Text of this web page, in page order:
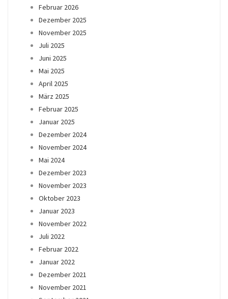
Februar 2026
Dezember 2025
November 2025
Juli 2025
Juni 2025
Mai 2025
April 2025
März 2025
Februar 2025
Januar 2025
Dezember 2024
November 2024
Mai 2024
Dezember 2023
November 2023
Oktober 2023
Januar 2023
November 2022
Juli 2022
Februar 2022
Januar 2022
Dezember 2021
November 2021